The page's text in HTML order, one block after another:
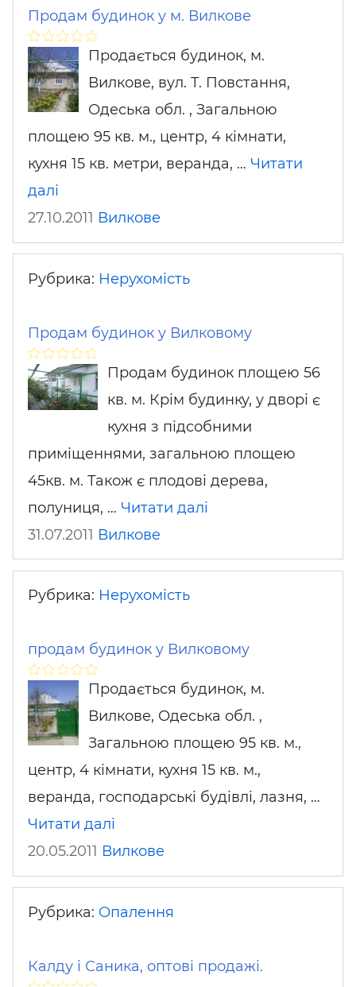
Продам будинок у м. Вилкове
Продається будинок, м.
Вилкове, вул. Т. Повстання,
Одеська обл. , Загальною
площею 95 кв. м., центр, 4 кімнати,
кухня 15 кв. метри, веранда, … Читати
далі
27.10.2011 Вилкове
Рубрика: Нерухомість
Продам будинок у Вилковому
Продам будинок площею 56
кв. м. Крім будинку, у дворі є
кухня з підсобними
приміщеннями, загальною площею
45кв. м. Також є плодові дерева,
полуниця, … Читати далі
31.07.2011 Вилкове
Рубрика: Нерухомість
продам будинок у Вилковому
Продається будинок, м.
Вилкове, Одеська обл. ,
Загальною площею 95 кв. м.,
центр, 4 кімнати, кухня 15 кв. м.,
веранда, господарські будівлі, лазня, …
Читати далі
20.05.2011 Вилкове
Рубрика: Опалення
Калду і Саника, оптові продажі.